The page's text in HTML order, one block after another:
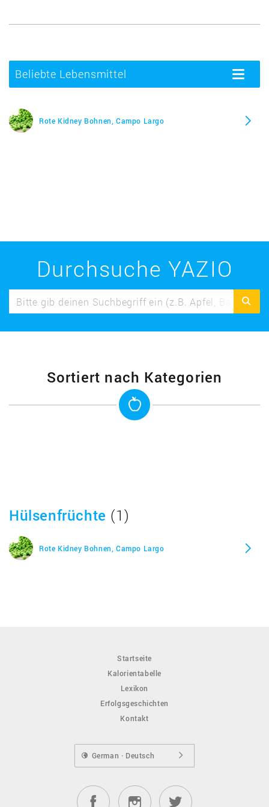
Beliebte Lebensmittel
Toggle
Rote Kidney Bohnen, Campo Largo
Durchsuche YAZIO
Sortiert nach Kategorien
Hülsenfrüchte (1)
Rote Kidney Bohnen, Campo Largo
Startseite
Kalorientabelle
Lexikon
Erfolgsgeschichten
Kontakt
German · Deutsch